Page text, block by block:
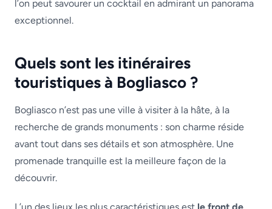
l’on peut savourer un cocktail en admirant un panorama
exceptionnel.
Quels sont les itinéraires
touristiques à Bogliasco ?
Bogliasco n’est pas une ville à visiter à la hâte, à la
recherche de grands monuments : son charme réside
avant tout dans ses détails et son atmosphère. Une
promenade tranquille est la meilleure façon de la
découvrir.